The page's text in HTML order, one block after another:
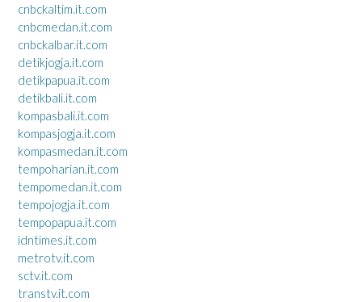
cnbckaltim.it.com
cnbcmedan.it.com
cnbckalbar.it.com
detikjogja.it.com
detikpapua.it.com
detikbali.it.com
kompasbali.it.com
kompasjogja.it.com
kompasmedan.it.com
tempoharian.it.com
tempomedan.it.com
tempojogja.it.com
tempopapua.it.com
idntimes.it.com
metrotv.it.com
sctv.it.com
transtv.it.com